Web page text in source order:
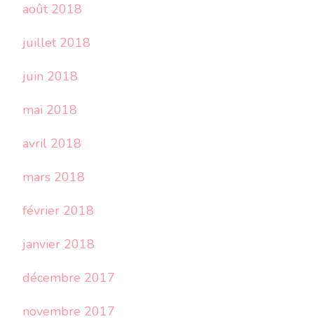
août 2018
juillet 2018
juin 2018
mai 2018
avril 2018
mars 2018
février 2018
janvier 2018
décembre 2017
novembre 2017